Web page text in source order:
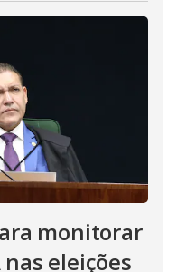
monitorar
eleições